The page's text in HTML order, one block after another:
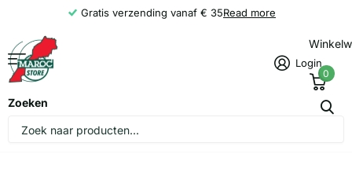
Gratis verzending vanaf € 35Read more
Zoeken
Login
0